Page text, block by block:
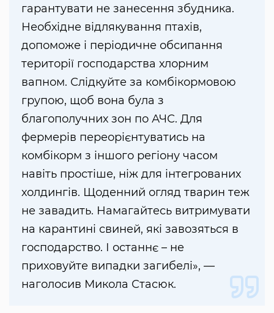
гарантувати не занесення збудника.
Необхідне відлякування птахів,
допоможе і періодичне обсипання
території господарства хлорним
вапном. Слідкуйте за комбікормовою
групою, щоб вона була з
благополучних зон по АЧС. Для
фермерів переорієнтуватись на
комбікорм з іншого регіону часом
навіть простіше, ніж для інтегрованих
холдингів. Щоденний огляд тварин теж
не завадить. Намагайтесь витримувати
на карантині свиней, які завозяться в
господарство. І останнє – не
приховуйте випадки загибелі», —
наголосив Микола Стасюк.